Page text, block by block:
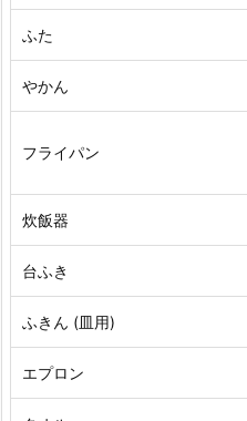
ふた
やかん
フライパン
炊飯器
台ふき
ふきん (皿用)
エプロン